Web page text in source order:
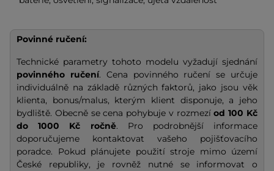
Povinné ručení:
Technické parametry tohoto modelu vyžadují sjednání
povinného ručení. Cena povinného ručení se určuje
individuálně na základě různých faktorů, jako jsou věk
klienta, bonus/malus, kterým klient disponuje, a jeho
bydliště. Obecně se cena pohybuje v rozmezíod 100 Kč
do 1000 Kč ročně. Pro podrobnější informace
doporučujeme kontaktovat vašeho pojišťovacího
poradce. Pokud plánujete použití stroje mimo území
České republiky, je rovněž nutné se informovat o